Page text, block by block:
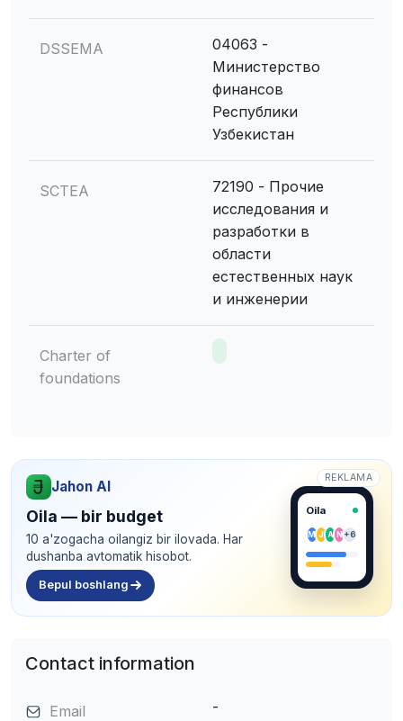
DSSEMA
04063 -
Министерство
финансов
Республики
Узбекистан
SCTEA
72190 - Прочие
исследования и
разработки в
области
естественных наук
и инженерии
Charter of
foundations
REKLAMA
Jahon AI
Oila — bir budget
10 a'zogacha oilangiz bir ilovada. Har
dushanba avtomatik hisobot.
Bepul boshlang
Oila
M J A N+6
Contact information
Email -